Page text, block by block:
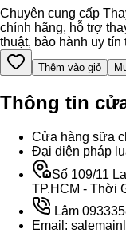
Chuyên cung cấp
chính hãng, hỗ trợ
thuật, bảo hành uy tín
Thêm vào giỏ
Thông tin
Cửa hàng sữa
Đại diện pháp
Số 109/11
TP.HCM - Thời
Lâm
Email: